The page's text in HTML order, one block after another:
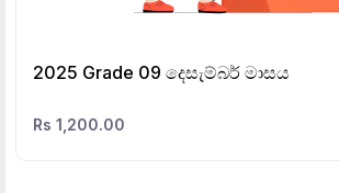
2025 Grade 09 දෙසැම්බර් මාසය
Rs 1,200.00